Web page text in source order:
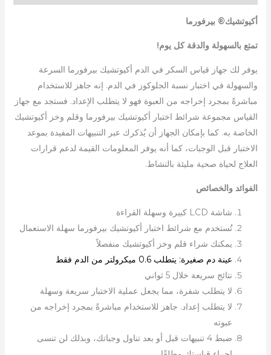
أكيوتشيك® بيرفورما
تمتع بالسهولة والدقة كل يوم!
يوفر لك جهاز قياس السكر في الدم أكيوتشيك بيرفورما السرعة
والسهولة في اختبار نسبة الجلوكوز في الدم. إنه جاهز للاستخدام
مباشرةً بمجرد إخراجه من العبوة فهو لا يتطلب الإعداد. فستجد مع جهاز
القياس مجموعة شرائط اختبار أكيوتشيك بيرفورما وقلم وخز أكيوتشيك
الخاصة به. كما بإمكان الجهاز أن يُذكرك عبر التنبيهات المفيدة بموعد
الاختبار قبل الوجبات، كما أنه يوفر المعلومات القيمة لدعم قرارات
العلاج لحياة صحية مليئة بالنشاط.
الفوائد والخصائص
شاشة LCD كبيرة وسهلة القراءة
تُستخدم مع شرائط اختبار أكيوتشيك بيرفورما سهلة الاستعمال
يمكنك شراء قلم وخز أكيوتشيك منفصلاً
عينة دم صغيرة: يتطلب 0.6 ميكرولتر من الدم فقط
نتائج سريعة خلال 5 ثواني
لا يتطلب شفرة، مما يجعل عملية الاختبار سريعة وسهلة
لا يتطلب إعداد. جاهز للاستخدام مباشرةً بمجرد إخراجه من
عبوته
ضبط 4 تنبيهات قبل أو بعد تناول وجباتك، وبذلك لن تنسى